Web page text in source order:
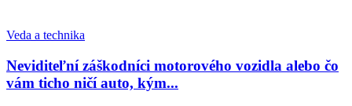
Veda a technika
Neviditeľní záškodníci motorového vozidla alebo čo
vám ticho ničí auto, kým...